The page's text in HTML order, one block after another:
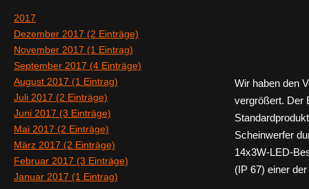
2017
Dezember 2017 (2 Einträge)
November 2017 (1 Eintrag)
September 2017 (4 Einträge)
August 2017 (1 Eintrag)
Juli 2017 (2 Einträge)
Juni 2017 (3 Einträge)
Mai 2017 (2 Einträge)
März 2017 (2 Einträge)
Februar 2017 (3 Einträge)
Januar 2017 (1 Eintrag)
Wir haben den
vergrößert. Der
Scheinwerfer
14x3W-LED-
(IP 67) einer